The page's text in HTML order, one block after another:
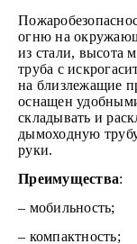
огню на
из стали, высота
труба с
на близлежащие
оснащен
складывать и
дымоходную
руки.
Преимущества:
– мобильность;
– компактность;